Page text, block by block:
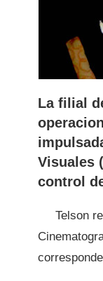
La filial
Visuales (
control
Telson